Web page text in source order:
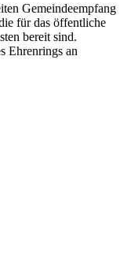
Gemeindeempfang
für das öffentliche
bereit sind.
Ehrenrings an